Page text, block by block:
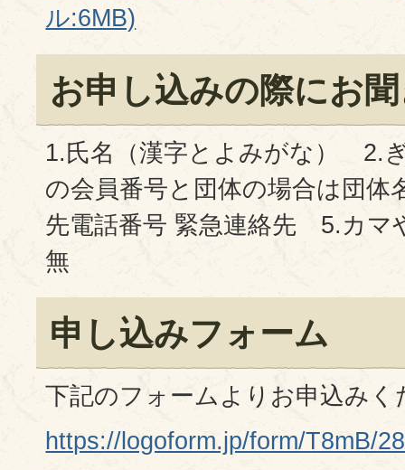
ル:6MB)
お申し込みの際にお
1.氏名（漢字とよみがな） 2.
の会員番号と団体の場合は団
先電話番号 緊急連絡先 5.カマ
無
申し込みフォーム
下記のフォームよりお申込みく
https://logoform.jp/form/T8mB/